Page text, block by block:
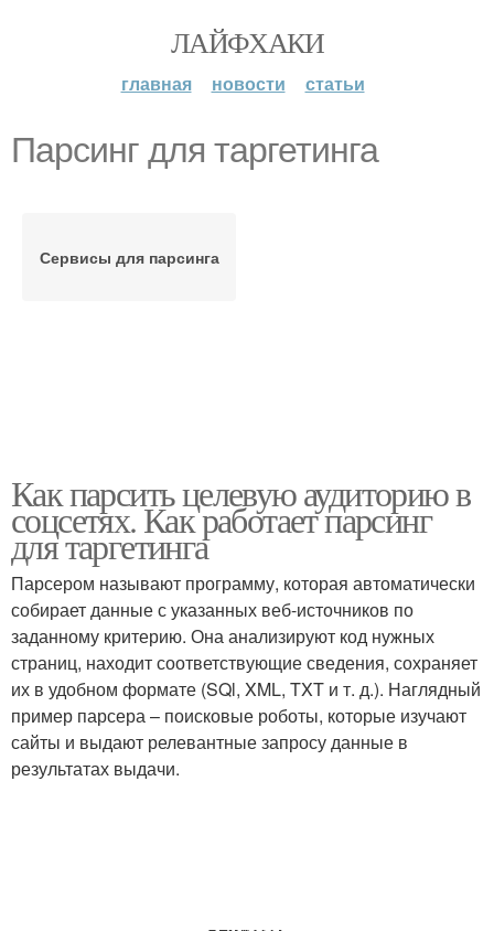
ЛАЙФХАКИ
главная новости статьи
Парсинг для таргетинга
Сервисы для парсинга
Как парсить целевую аудиторию в
соцсетях. Как работает парсинг
для таргетинга
Парсером называют программу, которая автоматически
собирает данные с указанных веб-источников по
заданному критерию. Она анализируют код нужных
страниц, находит соответствующие сведения, сохраняет
их в удобном формате (SQl, XML, TXT и т. д.). Наглядный
пример парсера – поисковые роботы, которые изучают
сайты и выдают релевантные запросу данные в
результатах выдачи.